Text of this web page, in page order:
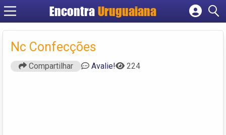
Encontra Uruguaiana
Cadastrar empresa
Nc Confecções
Compartilhar Avalie! 224